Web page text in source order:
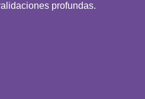
profundas.